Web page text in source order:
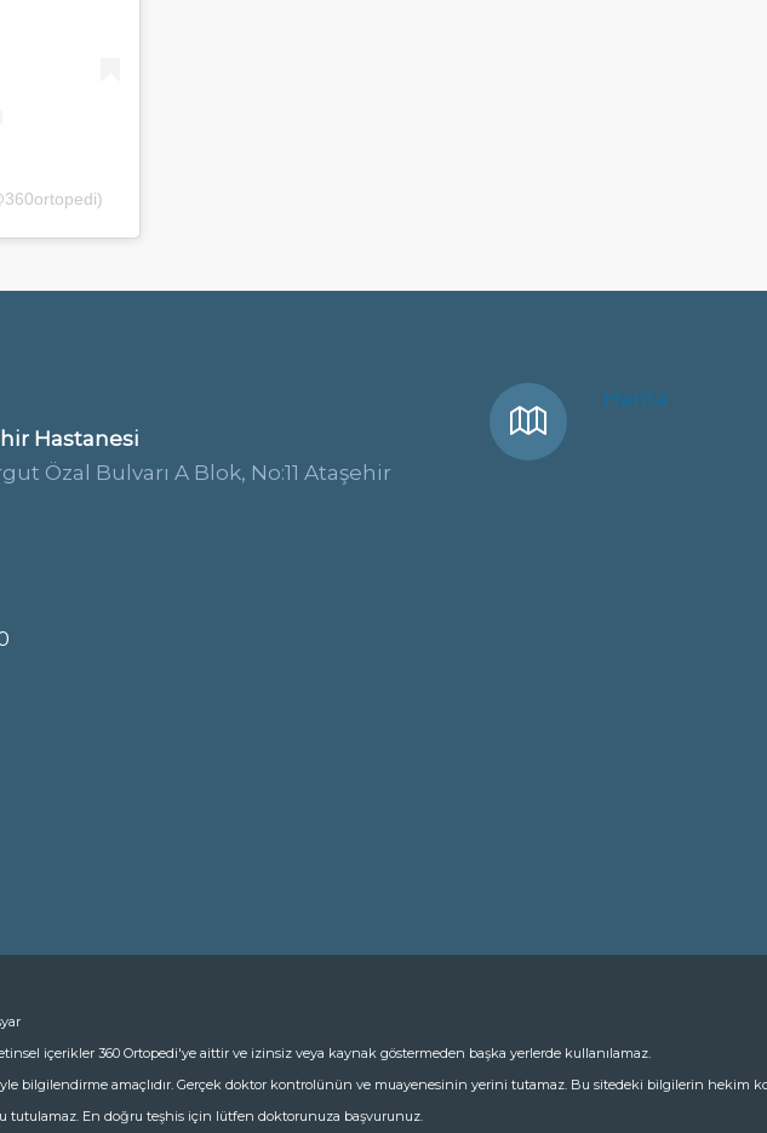
Hastanesi
Özal Bulvarı A Blok, No:11 Ataşehir
Harita
içerikler 360 Ortopedi'ye aittir ve izinsiz veya kaynak göstermeden başka yerlerde kullanılamaz.
bilgilendirme amaçlıdır. Gerçek doktor kontrolünün ve muayenesinin yerini tutamaz. Bu sitedeki bilgilerin hekim
tutulamaz. En doğru teşhis için lütfen doktorunuza başvurunuz.